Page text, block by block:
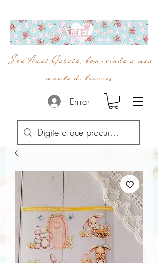
Sou Amei Garcia, bem-vinda a meu
mundo de bonecas.
Entrar